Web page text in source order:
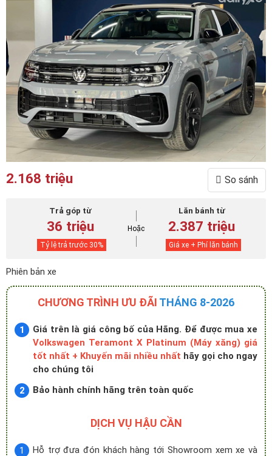
2.168 triệu So sánh
Trả góp từ
36 triệu
Tỷ lệ trả trước 30%
Hoặc
Lăn bánh từ
2.387 triệu
Giá xe + Phí lăn bánh
Phiên bản xe
CHƯƠNG TRÌNH ƯU ĐÃI THÁNG 8-2026
Giá trên là giá công bố của Hãng. Để được mua xe
Volkswagen Teramont X Platinum (Máy xăng) giá
tốt nhất + Khuyến mãi nhiều nhất hãy gọi cho ngay
cho chúng tôi
Bảo hành chính hãng trên toàn quốc
DỊCH VỤ HẬU CẦN
Hỗ trợ đưa đón khách hàng tới Showroom xem xe và